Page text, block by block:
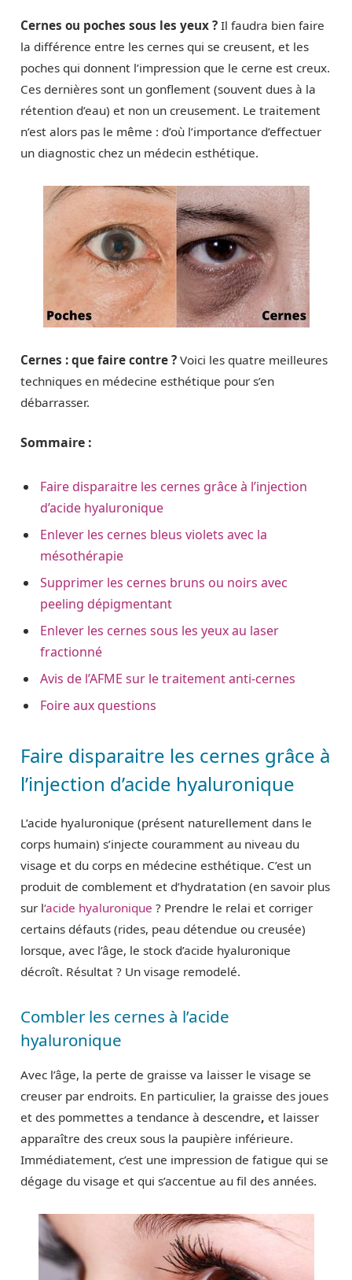
Cernes ou poches sous les yeux ? Il faudra bien faire
la différence entre les cernes qui se creusent, et les
poches qui donnent l’impression que le cerne est creux.
Ces dernières sont un gonflement (souvent dues à la
rétention d’eau) et non un creusement. Le traitement
n’est alors pas le même : d’où l’importance d’effectuer
un diagnostic chez un médecin esthétique.
Cernes : que faire contre ? Voici les quatre meilleures
techniques en médecine esthétique pour s’en
débarrasser.
Sommaire :
Faire disparaitre les cernes grâce à l’injection
d’acide hyaluronique
Enlever les cernes bleus violets avec la
mésothérapie
Supprimer les cernes bruns ou noirs avec
peeling dépigmentant
Enlever les cernes sous les yeux au laser
fractionné
Avis de l’AFME sur le traitement anti-cernes
Foire aux questions
Faire disparaitre les cernes grâce à
l’injection d’acide hyaluronique
L’acide hyaluronique (présent naturellement dans le
corps humain) s’injecte couramment au niveau du
visage et du corps en médecine esthétique. C’est un
produit de comblement et d’hydratation (en savoir plus
sur l‘acide hyaluronique ? Prendre le relai et corriger
certains défauts (rides, peau détendue ou creusée)
lorsque, avec l’âge, le stock d’acide hyaluronique
décroît. Résultat ? Un visage remodelé.
Combler les cernes à l’acide
hyaluronique
Avec l’âge, la perte de graisse va laisser le visage se
creuser par endroits. En particulier, la graisse des joues
et des pommettes a tendance à descendre, et laisser
apparaître des creux sous la paupière inférieure.
Immédiatement, c’est une impression de fatigue qui se
dégage du visage et qui s’accentue au fil des années.